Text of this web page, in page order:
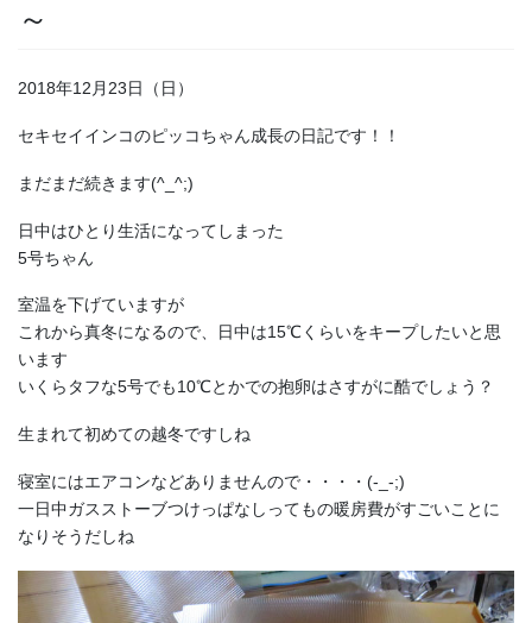
～
2018年12月23日（日）
セキセイインコのピッコちゃん成長の日記です！！
まだまだ続きます(^_^;)
日中はひとり生活になってしまった
5号ちゃん
室温を下げていますが
これから真冬になるので、日中は15℃くらいをキープしたいと思
います
いくらタフな5号でも10℃とかでの抱卵はさすがに酷でしょう？
生まれて初めての越冬ですしね
寝室にはエアコンなどありませんので・・・・(-_-;)
一日中ガスストーブつけっぱなしってもの暖房費がすごいことに
なりそうだしね